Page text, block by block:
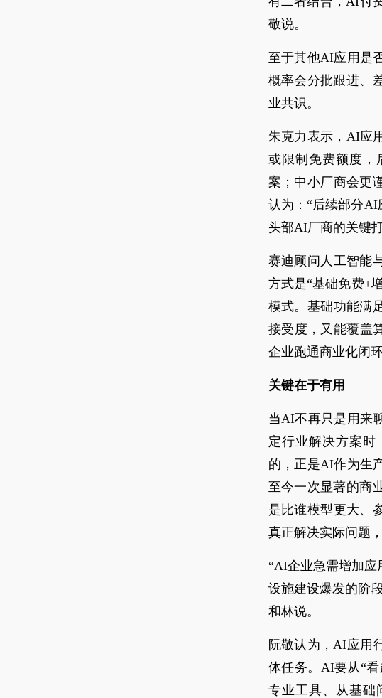
敬说。
至于其他AI应用是
概率会分批跟进、
业共识。
朱克力表示，AI应
或限制免费额度，
案；中小厂商会更
认为：“后续部分
头部AI厂商的关键
赛迪顾问人工智能
方式是“基础免费+
模式。基础功能满
接受度，又能覆盖
企业跑通商业化闭环
关键在于有用
当AI不再只是用来
定行业解决方案时
的，正是AI作为生
至今一次显著的商
是比谁模型更大、
真正解决实际问题
“AI企业急需增加
设施建设爆发的阶
和林说。
阮敬认为，AI应用
体任务。AI要从“
专业工具、从基础